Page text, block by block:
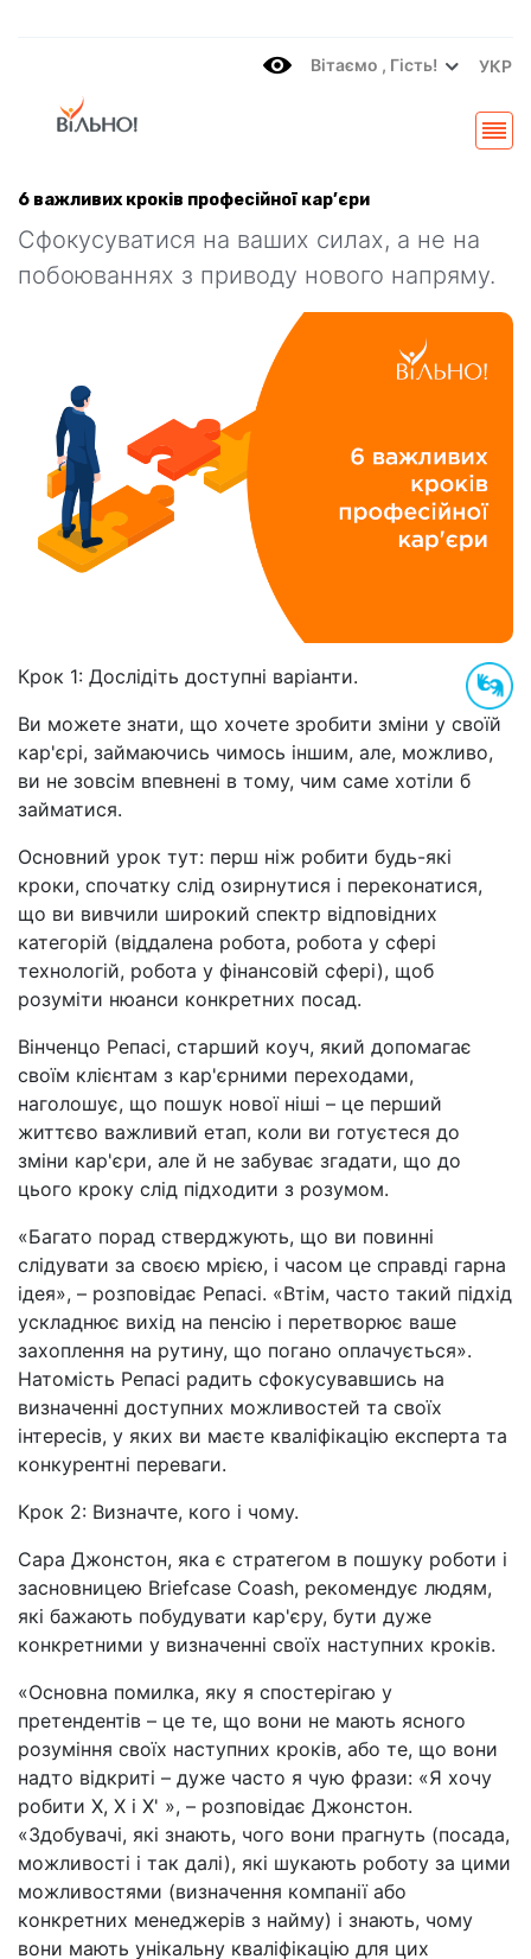
Вітаємo , Гість! УКР
6 важливих кроків професійної кар’єри
Сфокусуватися на ваших силах, а не на
побоюваннях з приводу нового напряму.
Крок 1: Дослідіть доступні варіанти.
Ви можете знати, що хочете зробити зміни у своїй
кар'єрі, займаючись чимось іншим, але, можливо,
ви не зовсім впевнені в тому, чим саме хотіли б
займатися.
Основний урок тут: перш ніж робити будь-які
кроки, спочатку слід озирнутися і переконатися,
що ви вивчили широкий спектр відповідних
категорій (віддалена робота, робота у сфері
технологій, робота у фінансовій сфері), щоб
розуміти нюанси конкретних посад.
Вінченцо Репасі, старший коуч, який допомагає
своїм клієнтам з кар'єрними переходами,
наголошує, що пошук нової ніші – це перший
життєво важливий етап, коли ви готуєтеся до
зміни кар'єри, але й не забуває згадати, що до
цього кроку слід підходити з розумом.
«Багато порад стверджують, що ви повинні
слідувати за своєю мрією, і часом це справді гарна
ідея», – розповідає Репасі. «Втім, часто такий підхід
ускладнює вихід на пенсію і перетворює ваше
захоплення на рутину, що погано оплачується».
Натомість Репасі радить сфокусувавшись на
визначенні доступних можливостей та своїх
інтересів, у яких ви маєте кваліфікацію експерта та
конкурентні переваги.
Крок 2: Визначте, кого і чому.
Сара Джонстон, яка є стратегом в пошуку роботи і
засновницею Briefcase Coash, рекомендує людям,
які бажають побудувати кар'єру, бути дуже
конкретними у визначенні своїх наступних кроків.
«Основна помилка, яку я спостерігаю у
претендентів – це те, що вони не мають ясного
розуміння своїх наступних кроків, або те, що вони
надто відкриті – дуже часто я чую фрази: «Я хочу
робити X, X і X' », – розповідає Джонстон.
«Здобувачі, які знають, чого вони прагнуть (посада,
можливості і так далі), які шукають роботу за цими
можливостями (визначення компанії або
конкретних менеджерів з найму) і знають, чому
вони мають унікальну кваліфікацію для цих